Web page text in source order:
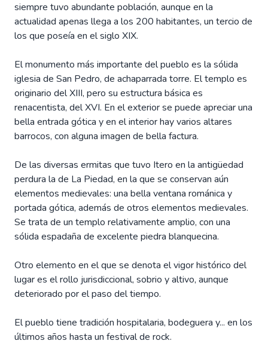
siempre tuvo abundante población, aunque en la
actualidad apenas llega a los 200 habitantes, un tercio de
los que poseía en el siglo XIX.
El monumento más importante del pueblo es la sólida
iglesia de San Pedro, de achaparrada torre. El templo es
originario del XIII, pero su estructura básica es
renacentista, del XVI. En el exterior se puede apreciar una
bella entrada gótica y en el interior hay varios altares
barrocos, con alguna imagen de bella factura.
De las diversas ermitas que tuvo Itero en la antigüedad
perdura la de La Piedad, en la que se conservan aún
elementos medievales: una bella ventana románica y
portada gótica, además de otros elementos medievales.
Se trata de un templo relativamente amplio, con una
sólida espadaña de excelente piedra blanquecina.
Otro elemento en el que se denota el vigor histórico del
lugar es el rollo jurisdiccional, sobrio y altivo, aunque
deteriorado por el paso del tiempo.
El pueblo tiene tradición hospitalaria, bodeguera y... en los
últimos años hasta un festival de rock.